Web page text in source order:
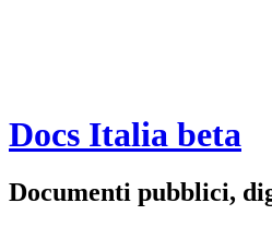
Docs Italia beta
Documenti pubblici,